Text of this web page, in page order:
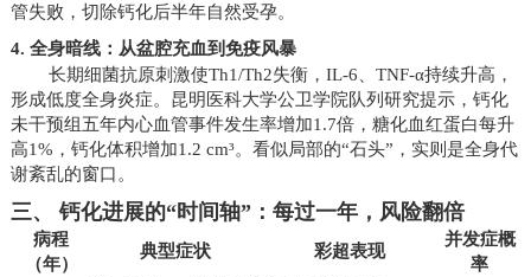
管失败，切除钙化后半年自然受孕。
4. 全身暗线：从盆腔充血到免疫风暴
长期细菌抗原刺激使Th1/Th2失衡，IL-6、TNF-α持续升高，
形成低度全身炎症。昆明医科大学公卫学院队列研究提示，钙化
未干预组五年内心血管事件发生率增加1.7倍，糖化血红蛋白每升
高1%，钙化体积增加1.2 cm³。看似局部的“石头”，实则是全身代
谢紊乱的窗口。
三、 钙化进展的“时间轴”：每过一年，风险翻倍
病程
（年）
典型症状 彩超表现
并发症概
率